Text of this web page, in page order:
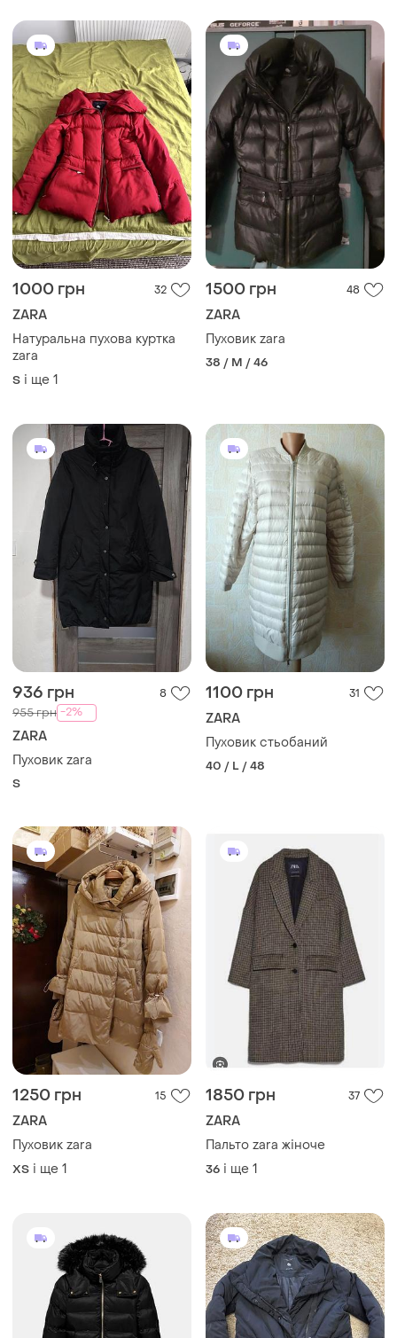
1000 грн 32
ZARA
Натуральна пухова куртка
zara
S і ще 1
1500 грн 48
ZARA
Пуховик zara
38 / M / 46
936 грн 8
955 грн -2%
ZARA
Пуховик zara
S
1100 грн 31
ZARA
Пуховик стьобаний
40 / L / 48
1250 грн 15
ZARA
Пуховик zara
ХS і ще 1
1850 грн 37
ZARA
Пальто zara жіноче
36 і ще 1